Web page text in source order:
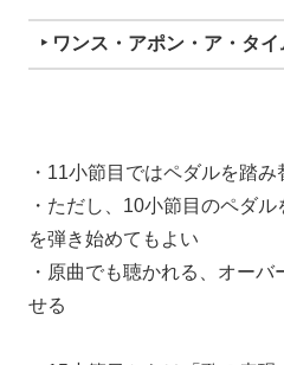
‣ ワンス・アポン・ア・タイ
・11小節目ではペダルを踏
・ただし、10小節目のペダ
を弾き始めてもよい
・原曲でも聴かれる、オー
せる